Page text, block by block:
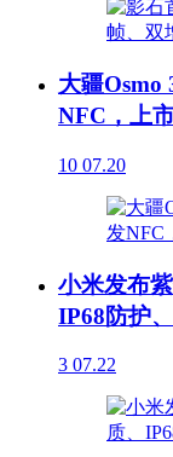
大疆Osmo
NFC，上
10 07.20
小米发布
IP68防护
3 07.22